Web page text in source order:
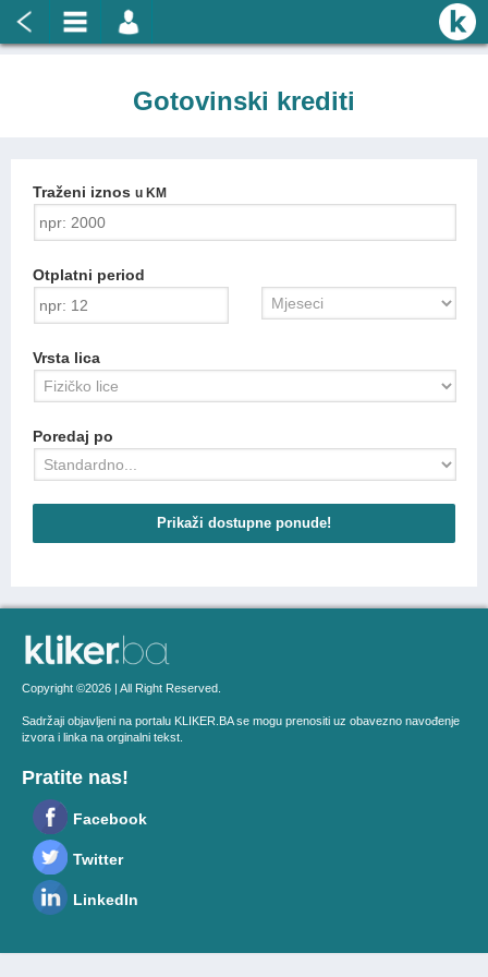
Gotovinski krediti
Traženi iznos u KM
Otplatni period
Vrsta lica
Poredaj po
Prikaži dostupne ponude!
Copyright ©2026 | All Right Reserved.
Sadržaji objavljeni na portalu KLIKER.BA se mogu prenositi uz obavezno navođenje
izvora i linka na orginalni tekst.
Pratite nas!
Facebook
Twitter
LinkedIn